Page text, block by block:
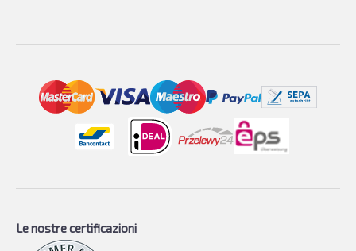
Le nostre certificazioni